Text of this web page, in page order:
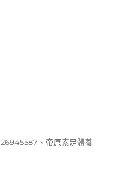
標
26945587 、 帝原素足體養